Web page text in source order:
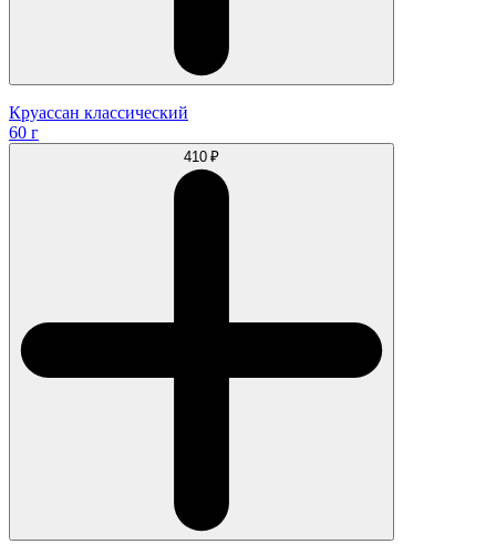
Круассан классический
60 г
410 ₽